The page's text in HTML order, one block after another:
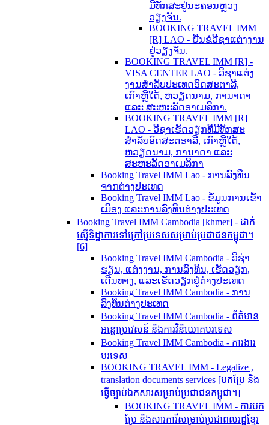
ມີທັກສະຢູ່ນະຄອນຫຼວງ
ວຽງຈັນ.
BOOKING TRAVEL IMM
[R] LAO - ຍື່ນຂໍວີຊາແຕ່ງງານ
ຢູ່ວຽງຈັນ.
BOOKING TRAVEL IMM [R] -
VISA CENTER LAO - ວີຊາແຕ່ງ
ງານສຳລັບປະເທດອົດສະຕາລີ,
ເກົາຫຼີໃຕ້, ຫວຽດນາມ, ການາດາ
ແລະ ສະຫະລັດອາເມລິກາ.
BOOKING TRAVEL IMM [R]
LAO - ວີຊາເຮັດວຽກທີ່ມີທັກສະ
ສຳລັບອົດສະຕຣາລີ, ເກົາຫຼີໃຕ້,
ຫວຽດນາມ, ການາດາ ແລະ
ສະຫະລັດອາເມລິກາ
Booking Travel IMM Lao - ການລົງທຶນ
ຈາກຕ່າງປະເທດ
Booking Travel IMM Lao - ຂໍ້ມູນການເຂົ້າ
ເມືອງ ແລະການລົງທຶນຕ່າງປະເທດ
Booking Travel IMM Cambodia [khmer] - ដាក់
ស្នើទិដ្ឋាការទៅក្រៅប្រទេសសម្រាប់ប្រជាជនកម្ពុជា។
[6]
Booking Travel IMM Cambodia - ວີຊ່າ
ຮຽນ, ແຕ່ງງານ, ການລົງທຶນ, ເຮັດວຽກ,
ເດີນທາງ, ແລະເຮັດວຽກຢູ່ຕ່າງປະເທດ
Booking Travel IMM Cambodia - ການ
ລົງທຶນຕ່າງປະເທດ
Booking Travel IMM Cambodia - ព័ត៌មាន
អន្តោប្រវេសន៍ និងការវិនិយោគបរទេស
Booking Travel IMM Cambodia - ការងារ
បរទេស
BOOKING TRAVEL IMM - Legalize ,
translation documents services [បកប្រែ និង​
ធ្វើ​ច្បាប់​ឯកសារ​សម្រាប់​ប្រជាជន​កម្ពុជា។]
BOOKING TRAVEL IMM - ការបក
ប្រែ និងសារការីសម្រាប់ប្រជាពលរដ្ឋខ្មែរ